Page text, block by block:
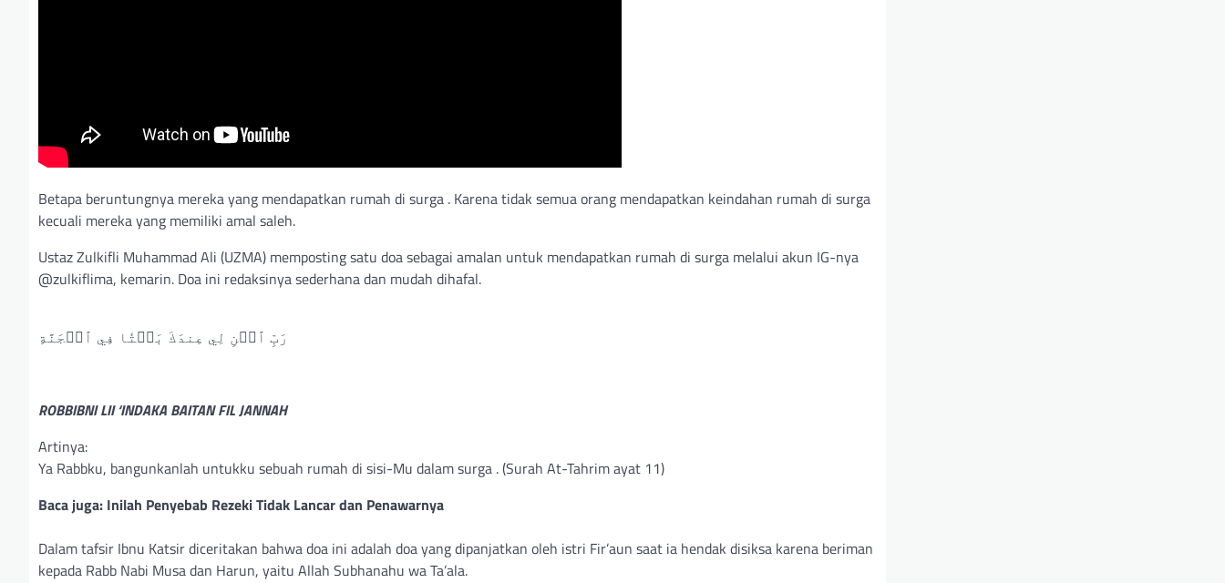
Betapa beruntungnya mereka yang mendapatkan rumah di surga . Karena tidak semua orang mendapatkan keindahan rumah di surga
kecuali mereka yang memiliki amal saleh.
Ustaz Zulkifli Muhammad Ali (UZMA) memposting satu doa sebagai amalan untuk mendapatkan rumah di surga melalui akun IG-nya
@zulkiflima, kemarin. Doa ini redaksinya sederhana dan mudah dihafal.
رَبِّ ٱبۡنِ لِي عِندَكَ بَيۡتٗا فِي ٱلۡجَنَّةِ
ROBBIBNI LII ‘INDAKA BAITAN FIL JANNAH
Artinya:
Ya Rabbku, bangunkanlah untukku sebuah rumah di sisi-Mu dalam surga . (Surah At-Tahrim ayat 11)⁣
Baca juga: Inilah Penyebab Rezeki Tidak Lancar dan Penawarnya
Dalam tafsir Ibnu Katsir diceritakan bahwa doa ini adalah doa yang dipanjatkan oleh istri Fir’aun saat ia hendak disiksa karena beriman
kepada Rabb Nabi Musa dan Harun, yaitu Allah Subhanahu wa Ta’ala.